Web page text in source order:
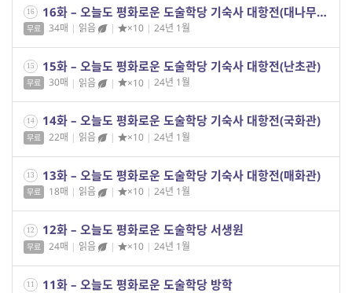
16 16화 – 오늘도 평화로운 도술학당 기숙사 대항전(대나무관)
무료 34매 | 읽음 | ×10 | 24년 1월
15 15화 – 오늘도 평화로운 도술학당 기숙사 대항전(난초관)
무료 30매 | 읽음 | ×10 | 24년 1월
14 14화 – 오늘도 평화로운 도술학당 기숙사 대항전(국화관)
무료 22매 | 읽음 | ×10 | 24년 1월
13 13화 – 오늘도 평화로운 도술학당 기숙사 대항전(매화관)
무료 18매 | 읽음 | ×10 | 24년 1월
12 12화 – 오늘도 평화로운 도술학당 서생원
무료 24매 | 읽음 | ×10 | 24년 1월
11 11화 – 오늘도 평화로운 도술학당 방학